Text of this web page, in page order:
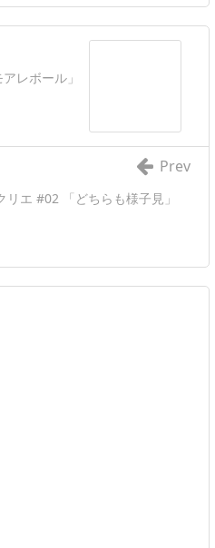
レボール」
リエ #02 「どちらも様子見」
Prev